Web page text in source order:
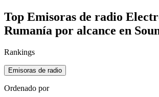
Top Emisoras de radio
Rumanía por alcance en
Rankings
Emisoras de radio
Ordenado por